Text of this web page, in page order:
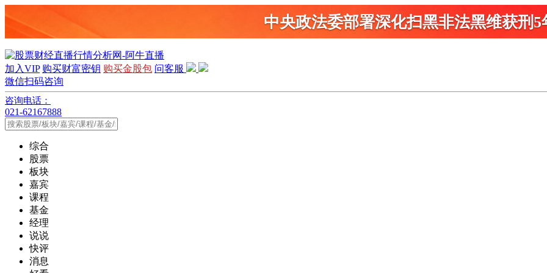
中央政法委部署深化扫黑非法黑维获刑5
加入VIP 购买财富密钥 购买金股包 问客服
微信扫码咨询
咨询电话：
021-62167888
综合
股票
板块
嘉宾
课程
基金
经理
说说
快评
消息